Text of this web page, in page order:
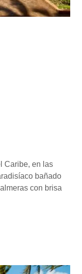
Caribe, en las
bañado
con brisa